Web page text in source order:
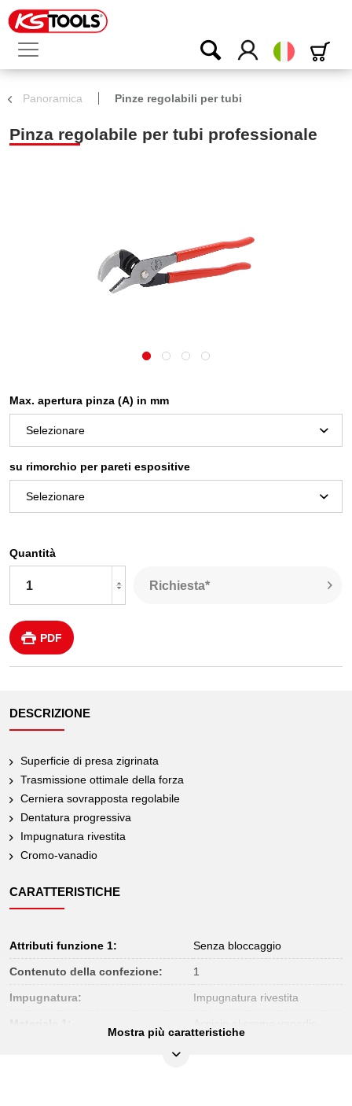
Italiano
Panoramica Pinze regolabili per tubi
Pinza regolabile per tubi professionale
Max. apertura pinza (A) in mm
su rimorchio per pareti espositive
Quantità
Richiesta*
PDF
DESCRIZIONE
Superficie di presa zigrinata
Trasmissione ottimale della forza
Cerniera sovrapposta regolabile
Dentatura progressiva
Impugnatura rivestita
Cromo-vanadio
CARATTERISTICHE
Attributi funzione 1: Senza bloccaggio
Contenuto della confezione: 1
Impugnatura: Impugnatura rivestita
Mostra più caratteristiche